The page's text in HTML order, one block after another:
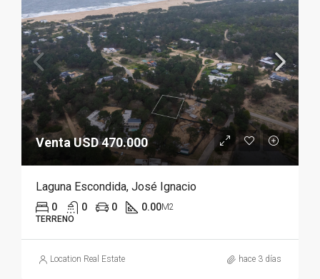
Venta USD 470.000
Laguna Escondida, José Ignacio
0 0 0 0.00M2
TERRENO
Location Real Estate hace 3 días